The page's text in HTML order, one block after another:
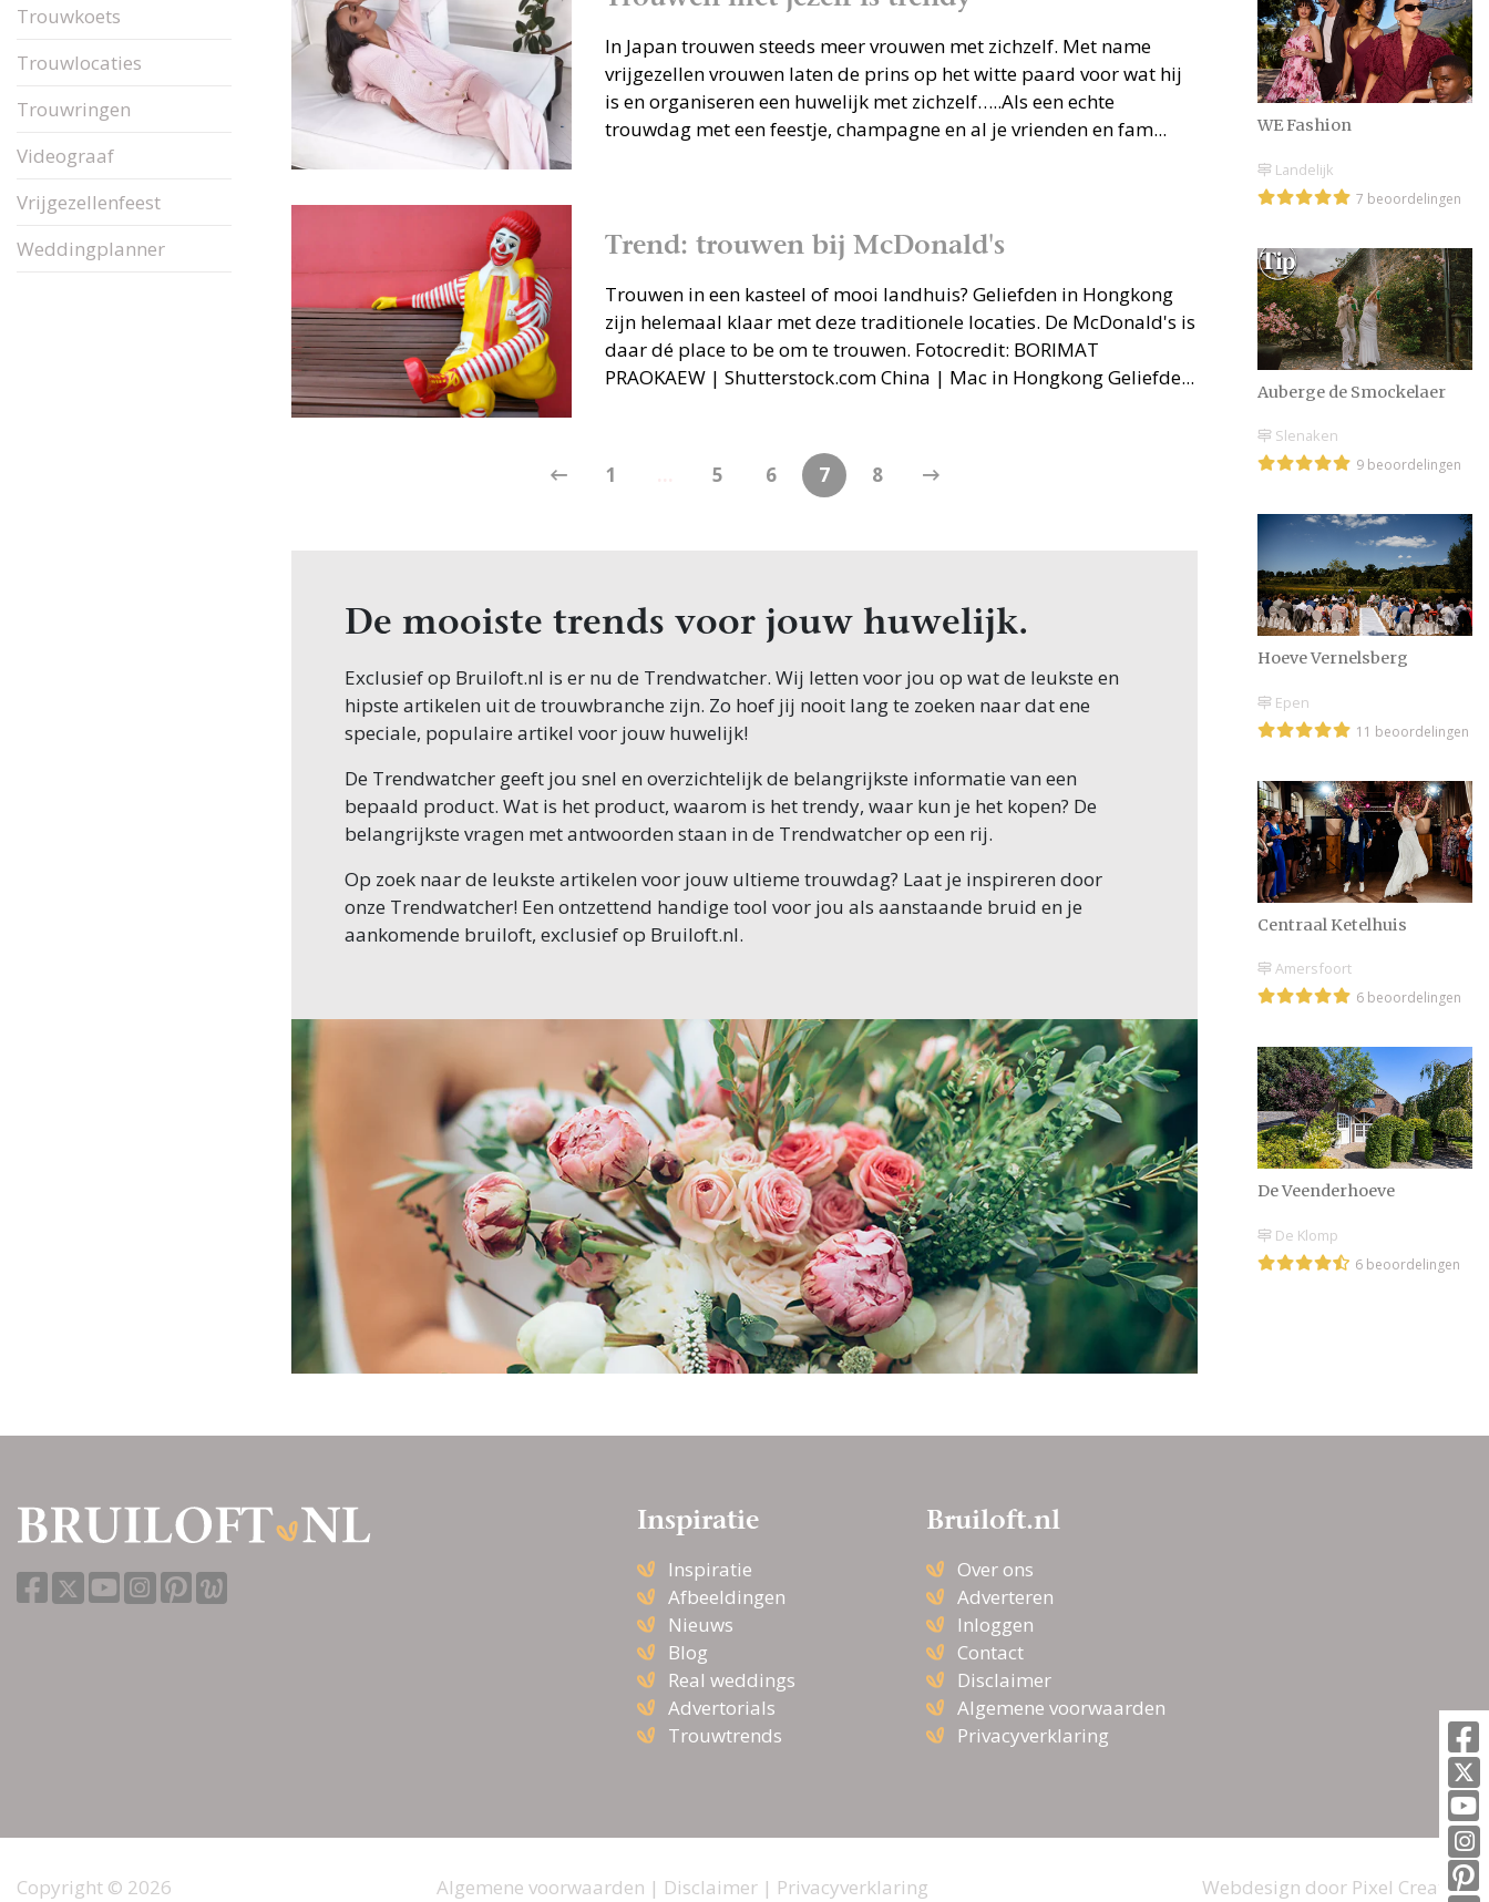
Trouwkoets
Trouwlocaties
Trouwringen
Videograaf
Vrijgezellenfeest
Weddingplanner
In Japan trouwen steeds meer vrouwen met zichzelf. Met name
vrijgezellen vrouwen laten de prins op het witte paard voor wat hij
is en organiseren een huwelijk met zichzelf…..Als een echte
trouwdag met een feestje, champagne en al je vrienden en fam...
Trend: trouwen bij McDonald's
Trouwen in een kasteel of mooi landhuis? Geliefden in Hongkong
zijn helemaal klaar met deze traditionele locaties. De McDonald's is
daar dé place to be om te trouwen. Fotocredit: BORIMAT
PRAOKAEW | Shutterstock.com China | Mac in Hongkong Geliefde...
1 5 6 7 8
De mooiste trends voor jouw huwelijk.
Exclusief op Bruiloft.nl is er nu de Trendwatcher. Wij letten voor jou op wat de leukste en
hipste artikelen uit de trouwbranche zijn. Zo hoef jij nooit lang te zoeken naar dat ene
speciale, populaire artikel voor jouw huwelijk!
De Trendwatcher geeft jou snel en overzichtelijk de belangrijkste informatie van een
bepaald product. Wat is het product, waarom is het trendy, waar kun je het kopen? De
belangrijkste vragen met antwoorden staan in de Trendwatcher op een rij.
Op zoek naar de leukste artikelen voor jouw ultieme trouwdag? Laat je inspireren door
onze Trendwatcher! Een ontzettend handige tool voor jou als aanstaande bruid en je
aankomende bruiloft, exclusief op Bruiloft.nl.
WE Fashion
Landelijk
7 beoordelingen
Auberge de Smockelaer
Slenaken
9 beoordelingen
Hoeve Vernelsberg
Epen
11 beoordelingen
Centraal Ketelhuis
Amersfoort
6 beoordelingen
De Veenderhoeve
De Klomp
6 beoordelingen
Inspiratie
Inspiratie
Afbeeldingen
Nieuws
Blog
Real weddings
Advertorials
Trouwtrends
Bruiloft.nl
Over ons
Adverteren
Inloggen
Contact
Disclaimer
Algemene voorwaarden
Privacyverklaring
Copyright © 2026 Algemene voorwaarden | Disclaimer | Privacyverklaring Webdesign door Pixel Creation